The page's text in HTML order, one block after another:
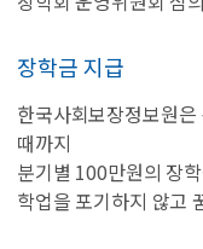
장학금 지급
한국사회보장정보원
때까지
분기별 100만원의 장
학업을 포기하지 않고